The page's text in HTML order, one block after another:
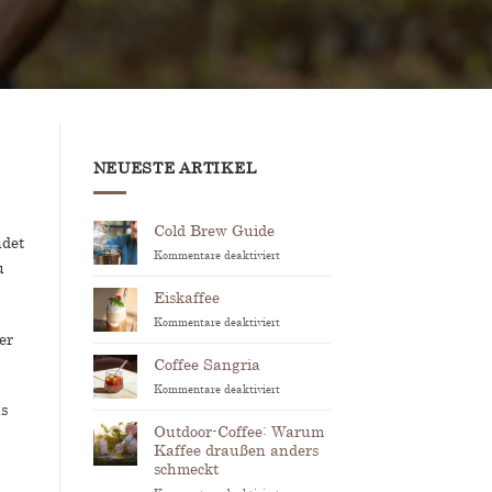
NEUESTE ARTIKEL
Cold Brew Guide
Kommentare deaktiviertfür
Eiskaffee
Kommentare deaktiviertfür
Coffee Sangria
Kommentare deaktiviertfür
Outdoor-Coffee: Warum
Kaffee draußen anders
schmeckt